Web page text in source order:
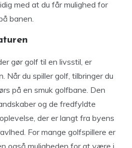
med at du får mulighed for
banen.
gør golf til en livsstil, er
Når du spiller golf, tilbringer du
på en smuk golfbane. Den
og de fredfyldte
der er langt fra byens
For mange golfspillere er
også muligheden for at være i